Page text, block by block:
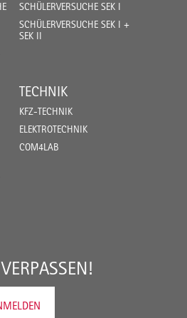
SCHÜLERVERSUCHE SEK I
SCHÜLERVERSUCHE SEK I +
SEK II
TECHNIK
KFZ-TECHNIK
ELEKTROTECHNIK
COM4LAB